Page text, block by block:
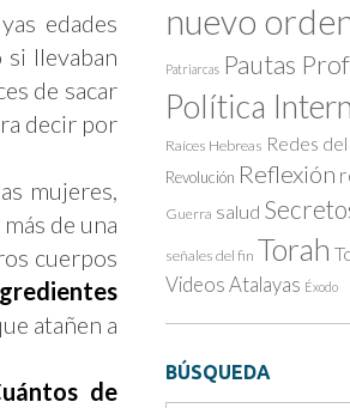
edades
llevaban
de sacar
decir por
mujeres,
de una
cuerpos
atañen a
de
nuevo
Patriarcas Pautas
Política
Raíces Hebreas Redes
Revolución Reflexión
Guerra salud
señales del fin Torah
Videos Atalayas Éxodo
BÚSQUEDA